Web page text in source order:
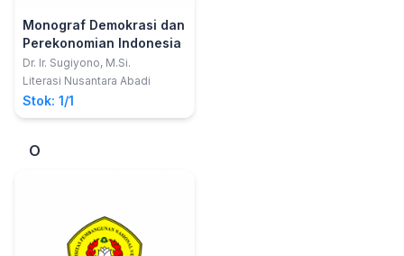
Monograf Demokrasi dan
Perekonomian Indonesia
Dr. Ir. Sugiyono, M.Si.
Literasi Nusantara Abadi
Stok: 1/1
O